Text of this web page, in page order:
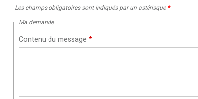
Les champs obligatoires sont indiqués par un astérisque *
Ma demande
Contenu du message *